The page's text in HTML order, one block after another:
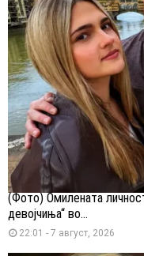
(Фото) Омилената
девојчиња“ во...
22:01 - 7 август, 2026